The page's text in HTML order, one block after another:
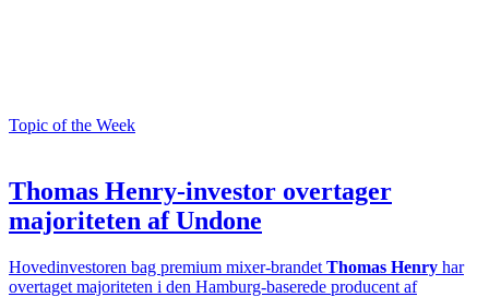
Topic of the Week
Thomas Henry-investor overtager
majoriteten af Undone
Hovedinvestoren bag premium mixer-brandet Thomas Henry har
overtaget majoriteten i den Hamburg-baserede producent af